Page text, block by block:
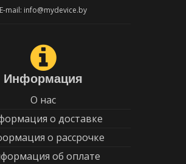
E-mail: info@mydevice.by
Информация
О нас
о доставке
о рассрочке
об оплате